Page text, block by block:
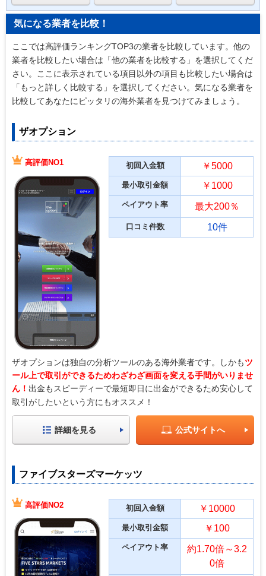
気になる業者を比較！
ここでは高評価ランキングTOP3の業者を比較しています。他の
業者を比較したい場合は「他の業者を比較する」を選択してくだ
さい。ここに表示されている項目以外の項目も比較したい場合は
「もっと詳しく比較する」を選択してください。気になる業者を
比較してあなたにピッタリの海外業者を見つけてみましょう。
ザオプション
高評価NO1 初回入金額 ￥5000
最小取引金額 ￥1000
ペイアウト率 最大200％
口コミ件数 10件
ザオプションは独自の分析ツールのある海外業者です。しかもツ
ール上で取引ができるためわざわざ画面を変える手間がいりませ
ん！ 出金もスピーディーで最短即日に出金ができるため安心して
取引がしたいという方にもオススメ！
詳細を見る 公式サイトへ
ファイブスターズマーケッツ
高評価NO2 初回入金額 ￥10000
最小取引金額 ￥100
ペイアウト率
約1.70倍～3.2
0倍